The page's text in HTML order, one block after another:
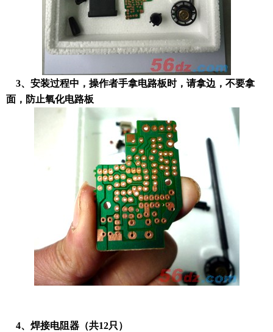
3、安装过程中，操作者手拿电路板时，请拿边，不要拿
面，防止氧化电路板
4、焊接电阻器（共12只）